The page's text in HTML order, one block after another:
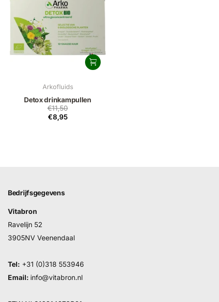
Arkofluids
Detox drinkampullen
€11,50
€8,95
Bedrijfsgegevens
Vitabron
Ravelijn 52
3905NV Veenendaal
Tel: +31 (0)318 553946
Email: info@vitabron.nl